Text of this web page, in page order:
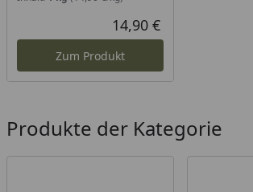
Aktueller Preis
14,90 €
Zum Produkt
Produkte der Kategorie